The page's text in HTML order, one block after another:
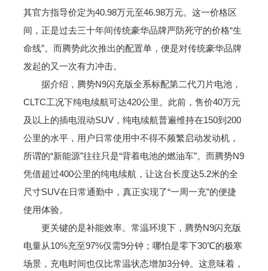
其官方指导价定为40.98万元至46.98万元。这一价格区
间，正是过去三十年间传统豪华品牌严防死守的价格“生
命线”。而腾势此次推出的配置单，便是对传统豪华品牌
发起的又一次有力冲击。
据介绍，腾势N9闪充版全系标配第二代刀片电池，
CLTC工况下纯电续航可达420公里。此前，售价40万元
及以上的插电混动SUV，纯电续航普遍维持在150到200
公里的水平，用户日常使用中不得不频繁启动发动机，
所谓的“新能源”往往只是“背着电池的燃油车”。而腾势N9
凭借超过400公里的纯电续航，让这台长度达5.2米的全
尺寸SUV在日常通勤中，真正实现了“一周一充”的便捷
使用体验。
更关键的是补能效率。常温环境下，腾势N9闪充版
电量从10%充至97%仅需9分钟；哪怕是零下30℃的极寒
场景，充电时间也仅比常温状态增加3分钟。这意味着，